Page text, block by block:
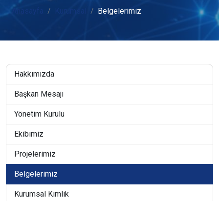
Anasayfa Belgelerimiz
Hakkımızda
Başkan Mesajı
Yönetim Kurulu
Ekibimiz
Projelerimiz
Belgelerimiz
Kurumsal Kimlik